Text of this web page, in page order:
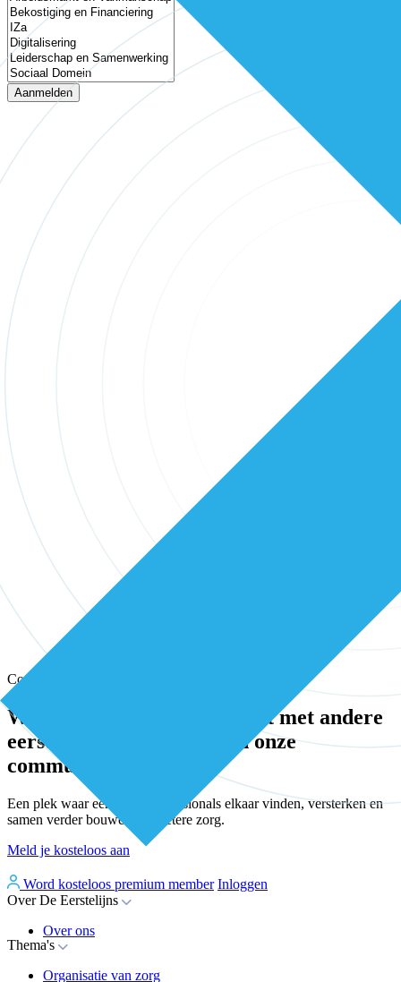
Aanmelden
Community
Wissel kennis en ervaring uit met andere
eerstelijns professionals in onze
community
Een plek waar eerstelijnsprofessionals elkaar vinden, versterken en
samen verder bouwen aan betere zorg.
Meld je kosteloos aan
Word kosteloos premium member Inloggen
Over De Eerstelijns
Over ons
Nieuws
Whitepapers
Thema's
Organisatie van zorg